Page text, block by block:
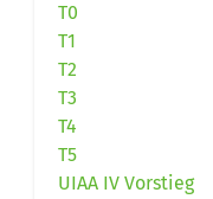
T0
T1
T2
T3
T4
T5
UIAA IV Vorstieg